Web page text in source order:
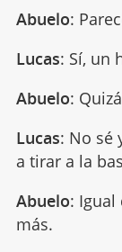
Abuelo:
Lucas: Sí, un
Abuelo:
Lucas: No sé
a tirar a la
Abuelo: Igual
más.